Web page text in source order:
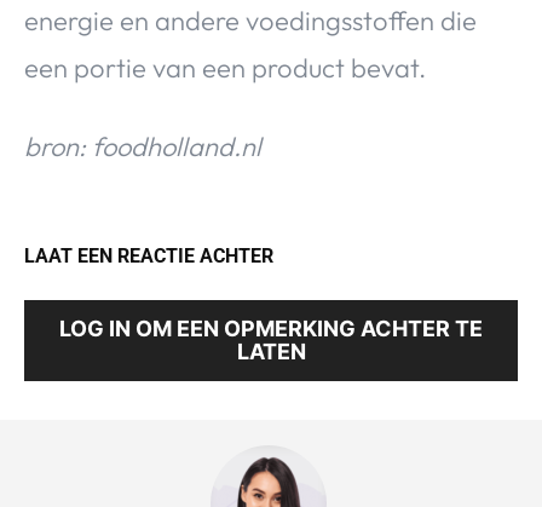
energie en andere voedingsstoffen die
een portie van een product bevat.
bron: foodholland.nl
LAAT EEN REACTIE ACHTER
LOG IN OM EEN OPMERKING ACHTER TE
LATEN